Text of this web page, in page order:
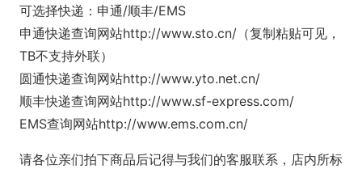
可选择快递：申通/顺丰/EMS
申通快递查询网站http://www.sto.cn/（复制粘贴可见，
TB不支持外联）
圆通快递查询网站http://www.yto.net.cn/
顺丰快递查询网站http://www.sf-express.com/
EMS查询网站http://www.ems.com.cn/
请各位亲们拍下商品后记得与我们的客服联系，店内所标